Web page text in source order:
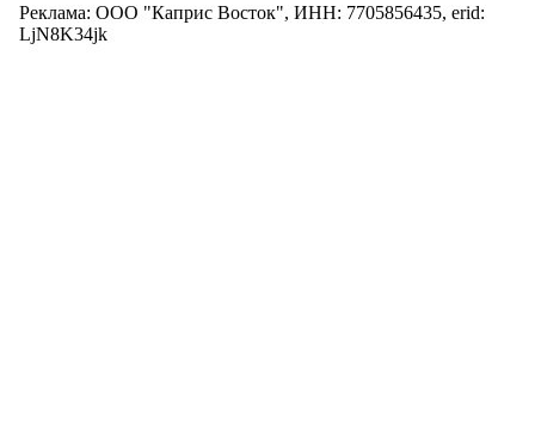
Реклама: ООО "Каприс Восток", ИНН: 7705856435, erid:
LjN8K34jk